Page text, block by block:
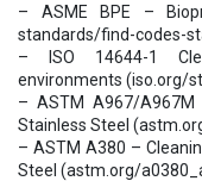
– ASME BPE –
standards/find-codes-
– ISO 14644-1
environments (iso.org/
– ASTM A967/
Stainless Steel
– ASTM A380 –
Steel (astm.org/